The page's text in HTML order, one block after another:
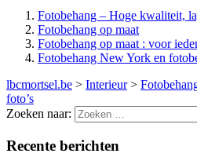
Fotobehang – Hoge kwaliteit,
Fotobehang op maat
Fotobehang op maat : voor
Fotobehang New York en
lbcmortsel.be > Interieur>
foto’s
Zoeken naar:
Recente berichten